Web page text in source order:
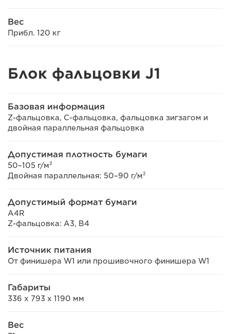
Вес
Прибл. 120 кг
Блок фальцовки J1
Базовая информация
Z-фальцовка, С-фальцовка, фальцовка зигзагом и
двойная параллельная фальцовка
Допустимая плотность бумаги
50–105 г/м²
Двойная параллельная: 50–90 г/м²
Допустимый формат бумаги
A4R
Z-фальцовка: A3, B4
Источник питания
От финишера W1 или прошивочного финишера W1
Габариты
336 x 793 x 1190 мм
Вес